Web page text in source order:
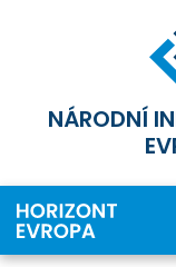
NÁRODNÍ